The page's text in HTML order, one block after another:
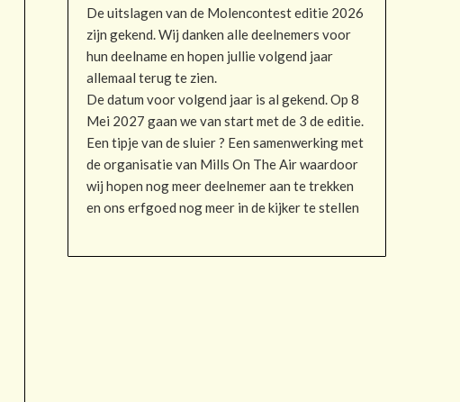
De uitslagen van de Molencontest editie 2026
zijn gekend. Wij danken alle deelnemers voor
hun deelname en hopen jullie volgend jaar
allemaal terug te zien.
De datum voor volgend jaar is al gekend. Op 8
Mei 2027 gaan we van start met de 3 de editie.
Een tipje van de sluier ? Een samenwerking met
de organisatie van Mills On The Air waardoor
wij hopen nog meer deelnemer aan te trekken
en ons erfgoed nog meer in de kijker te stellen